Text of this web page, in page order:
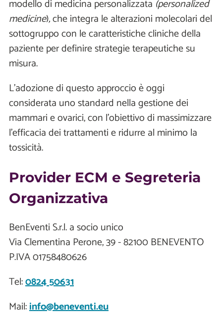
modello di medicina personalizzata (personalized
medicine),che integra le alterazioni molecolari del
sottogruppo con le caratteristiche cliniche della
paziente per definire strategie terapeutiche su
misura.
L’adozione di questo approccio è oggi
considerata uno standard nella gestione dei
mammari e ovarici, con l’obiettivo di massimizzare
l’efficacia dei trattamenti e ridurre al minimo la
tossicità.
Provider ECM e Segreteria
Organizzativa
BenEventi S.r.l. a socio unico
Via Clementina Perone, 39 - 82100 BENEVENTO
P.IVA 01758480626
Tel:0824 50631
Mail:info@beneventi.eu